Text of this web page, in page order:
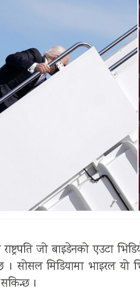
जो बाइडेनको एउटा
। सोसल मिडियामा भाइरल यो
।